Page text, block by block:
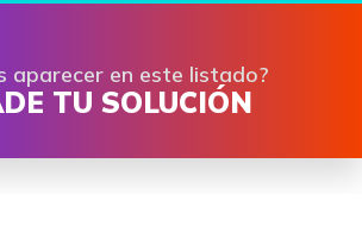
aparecer en este listado?
TU SOLUCIÓN